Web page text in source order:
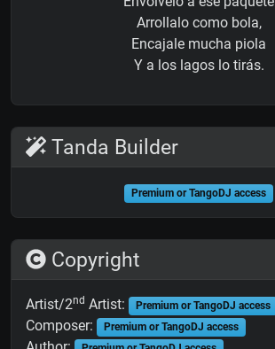
Arrollalo como bola,
Encajale mucha piola
Y a los lagos lo tirás.
Tanda Builder
Premium or TangoDJ access
Copyright
Artist/2nd Artist: Premium or TangoDJ access
Composer: Premium or TangoDJ access